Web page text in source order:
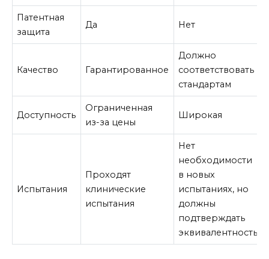
Патентная
защита
Да Нет
Качество Гарантированное
Должно
соответствовать
стандартам
Доступность
Ограниченная
из-за цены
Широкая
Испытания
Проходят
клинические
испытания
Нет
необходимости
в новых
испытаниях, но
должны
подтверждать
эквивалентность